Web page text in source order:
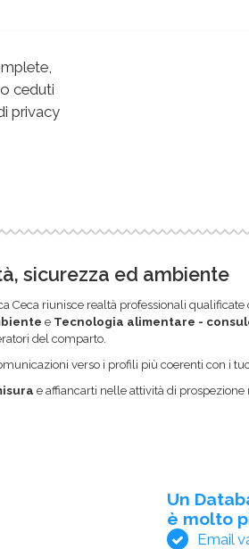
ceduti
privacy
sicurezza ed ambiente
Ceca riunisce realtà professionali
e Tecnologia alimentare -
del comparto.
verso i profili più coerenti con i
e affiancarti nelle attività di prospezione
Un
è molto
Email